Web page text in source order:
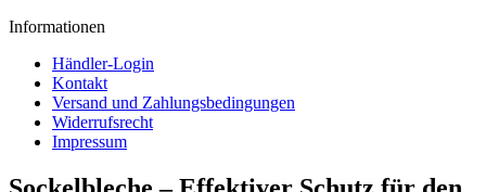
Informationen
Händler-Login
Kontakt
Versand und Zahlungsbedingungen
Widerrufsrecht
Impressum